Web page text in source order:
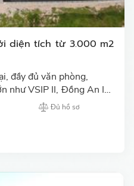
từ 3.000 m2
đầy đủ văn phòng,
như VSIP II, Đồng An II;
Đủ hồ sơ